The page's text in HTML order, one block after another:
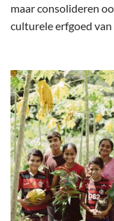
maar consolideren
culturele erfgoed van